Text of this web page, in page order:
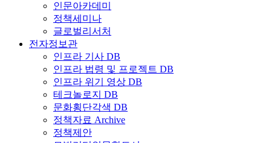
인문아카데미
정책세미나
글로벌리서처
전자정보관
인프라 기사 DB
인프라 법령 및 프로젝트 DB
인프라 위기 영상 DB
테크놀로지 DB
문화횡단각색 DB
정책자료 Archive
정책제안